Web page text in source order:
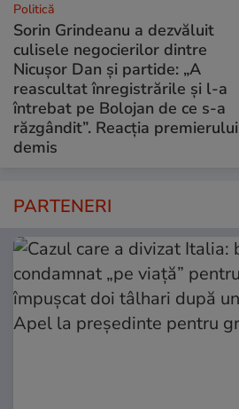
Politică
Sorin Grindeanu a dezvăluit
culisele negocierilor dintre
Nicușor Dan și partide: „A
reascultat înregistrările și l-a
întrebat pe Bolojan de ce s-a
răzgândit”. Reacția premierului
demis
PARTENERI